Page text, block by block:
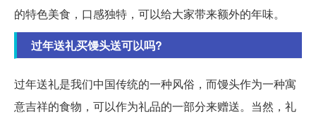
的特色美食，口感独特，可以给大家带来额外的年味。
过年送礼买馒头送可以吗?
过年送礼是我们中国传统的一种风俗，而馒头作为一种寓
意吉祥的食物，可以作为礼品的一部分来赠送。当然，礼